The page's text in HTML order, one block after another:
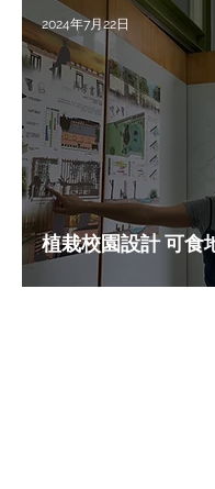
植栽校園設計 可食
2024年7月22日